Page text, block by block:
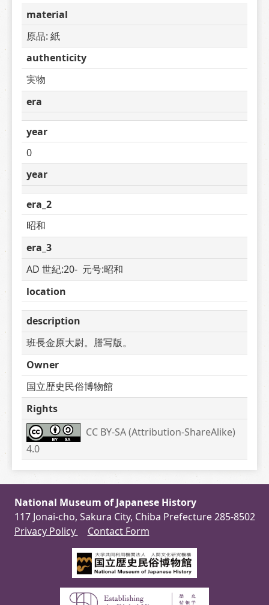
material
原品: 紙
authenticity
実物
era
year
0
year
era_2
昭和
era_3
AD 世紀:20-  元号:昭和
location
description
班長金原大尉。謄写版。
Owner
国立歴史民俗博物館
Rights
CC BY-SA (Attribution-ShareAlike)
4.0
National Museum of Japanese History
117 Jonai-cho, Sakura City, Chiba Prefecture 285-8502
Privacy Policy
Contact Form